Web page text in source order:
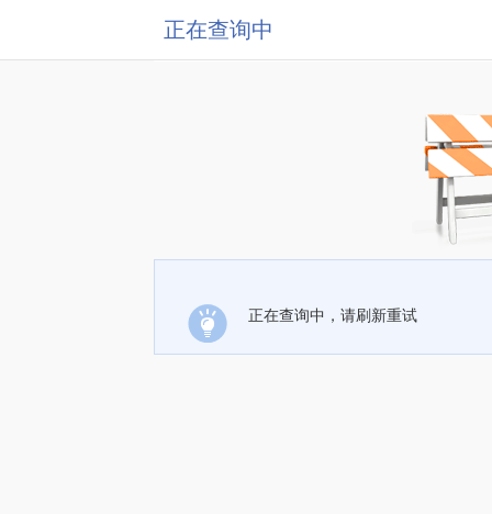
正在查询中
正在查询中，请刷新重试